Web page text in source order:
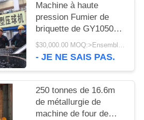
Machine à haute
pression Fumier de
briquette de GY1050
50TPH et prix usine de
machine de presse de
$30,000.00 MOQ:>Ensembles =1
- JE NE SAIS PAS.
250 tonnes de 16.6m
de métallurgie de
machine de four de